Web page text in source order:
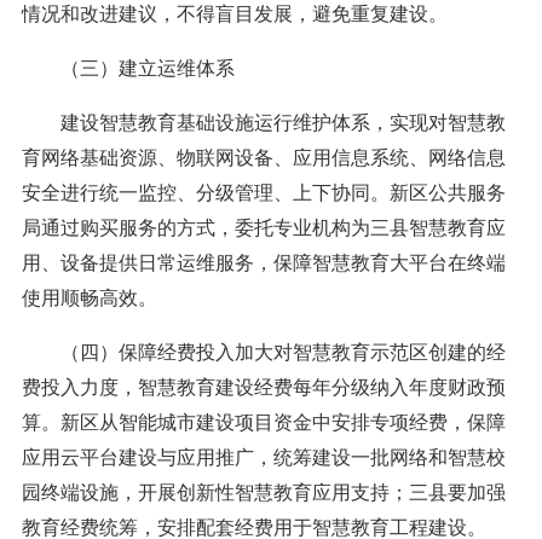
情况和改进建议，不得盲目发展，避免重复建设。
（三）建立运维体系
建设智慧教育基础设施运行维护体系，实现对智慧教
育网络基础资源、物联网设备、应用信息系统、网络信息
安全进行统一监控、分级管理、上下协同。新区公共服务
局通过购买服务的方式，委托专业机构为三县智慧教育应
用、设备提供日常运维服务，保障智慧教育大平台在终端
使用顺畅高效。
（四）保障经费投入加大对智慧教育示范区创建的经
费投入力度，智慧教育建设经费每年分级纳入年度财政预
算。新区从智能城市建设项目资金中安排专项经费，保障
应用云平台建设与应用推广，统筹建设一批网络和智慧校
园终端设施，开展创新性智慧教育应用支持；三县要加强
教育经费统筹，安排配套经费用于智慧教育工程建设。